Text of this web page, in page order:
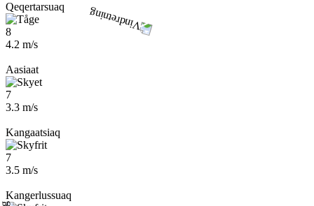
Qeqertarsuaq
8
4.2 m/s
Aasiaat
7
3.3 m/s
Kangaatsiaq
7
3.5 m/s
Kangerlussuaq